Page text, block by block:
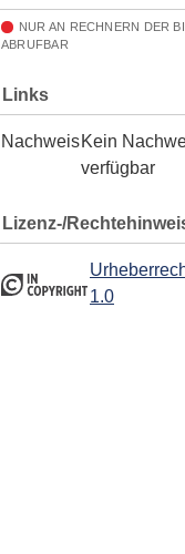
NUR AN RECHNERN DER
ABRUFBAR
Links
NachweisKein
verfügbar
Lizenz-/
1.0